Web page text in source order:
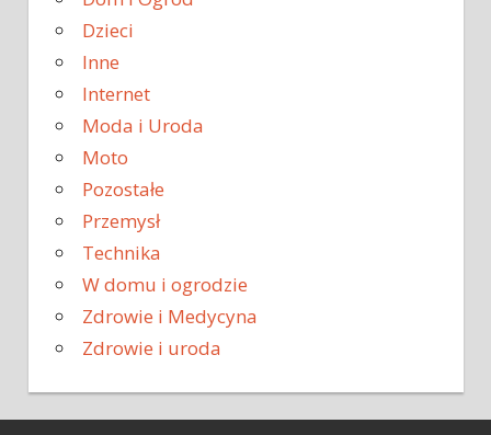
Dzieci
Inne
Internet
Moda i Uroda
Moto
Pozostałe
Przemysł
Technika
W domu i ogrodzie
Zdrowie i Medycyna
Zdrowie i uroda